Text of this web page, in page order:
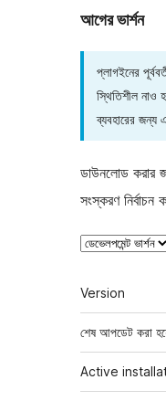
আগের ভার্শন
প্লাগইনের
স্থিতিশীল নাও
ব্যবহারের জন্য
ডাউনলোড করার
সংস্করণ নির্বাচন
মেটা
Version
শেষ আপডেট করা
Active